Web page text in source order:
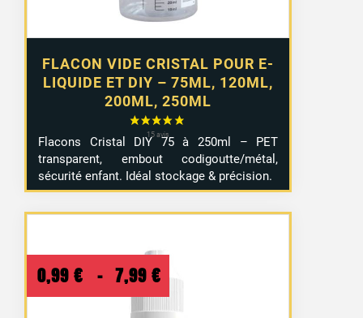
FLACON VIDE CRISTAL POUR E-
LIQUIDE ET DIY – 75ML, 120ML,
200ML, 250ML
Flacons Cristal DIY 75 à 250ml – PET
transparent, embout codigoutte/métal,
sécurité enfant. Idéal stockage & précision.
0,99 € – 7,99 € Plage
de